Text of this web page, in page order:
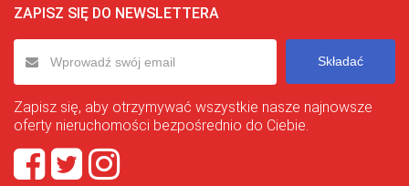
ZAPISZ SIĘ DO NEWSLETTERA
Składać
Zapisz się, aby otrzymywać wszystkie nasze najnowsze
oferty nieruchomości bezpośrednio do Ciebie.